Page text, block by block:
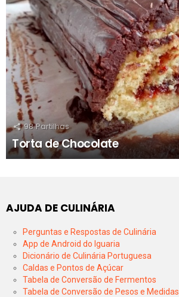
98 Partilhas
Torta de Chocolate
AJUDA DE CULINÁRIA
Perguntas e Respostas de Culinária
App de Android do Iguaria
Dicionário de Culinária Portuguesa
Caldas e Pontos de Açúcar
Tabela de Conversão de Fermentos
Tabela de Conversão de Pesos e Medidas